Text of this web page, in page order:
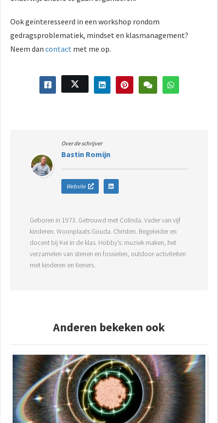
Ook geïnteresseerd in een workshop rondom
gedragsproblematiek, mindset en klasmanagement?
Neem dan contact met me op.
Over de schrijver
Bastin Romijn
Website
Geboren in 1973. Getrouwd met Colinda. Vader van vijf
kinderen. Woonplaats Gouda. Christen. Begeleider en
docent bij Kei in de klas. Hobby’s: muziek maken, het
verzamelen van stenen en fossielen, outdoor-activiteiten
met kinderen en tieners.
Anderen bekeken ook